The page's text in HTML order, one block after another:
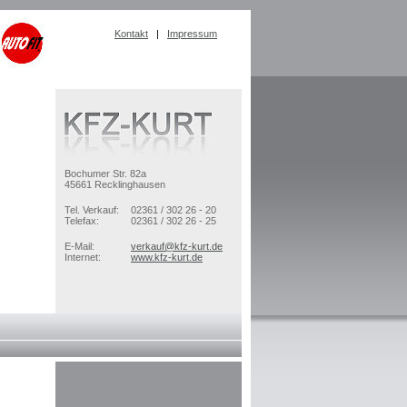
Kontakt | Impressum
Bochumer Str. 82a
45661 Recklinghausen
Tel. Verkauf:
02361 / 302 26 - 20
Telefax:
02361 / 302 26 - 25
E-Mail:
verkauf@kfz-kurt.de
Internet:
www.kfz-kurt.de